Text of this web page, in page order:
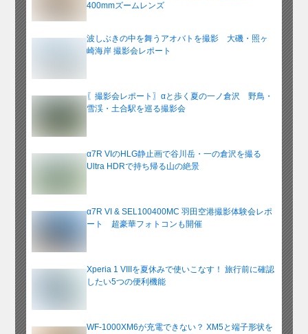
400mmズームレンズ
波しぶきの中を舞うアオバトを撮影 大磯・照ヶ
崎海岸 撮影会レポート
〖撮影会レポート〗αと歩く夏の一ノ倉沢 野鳥・
雪渓・土合駅を巡る撮影会
α7R VIのHLG静止画で谷川岳・一の倉沢を撮る
Ultra HDRで持ち帰る山の絶景
α7R VI & SEL100400MC 羽田空港撮影体験会レポ
ート 超豪華フォトコンも開催
Xperia 1 VIIIを夏休みで使いこなす！ 旅行前に確認
したい5つの便利機能
WF-1000XM6が充電できない？ XM5と端子形状を